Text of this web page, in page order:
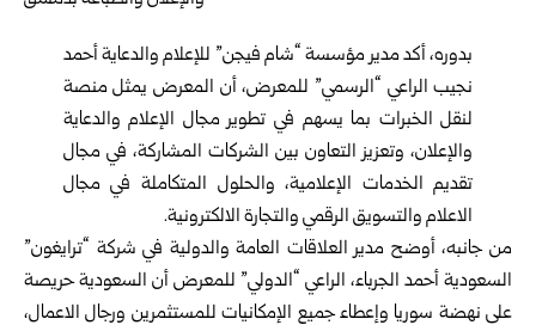
بدوره، أكد مدير مؤسسة “شام فيجن” للإعلام والدعاية أحمد
نجيب الراعي “الرسمي” للمعرض، أن المعرض يمثل منصة
لنقل الخبرات بما يسهم في تطوير مجال الإعلام والدعاية
والإعلان، وتعزيز التعاون بين الشركات المشاركة، في مجال
تقديم الخدمات الإعلامية، والحلول المتكاملة في مجال
الاعلام والتسويق الرقمي والتجارة الالكترونية.
من جانبه، أوضح مدير العلاقات العامة والدولية في شركة “ترايغون”
السعودية أحمد الجرباء، الراعي “الدولي” للمعرض أن السعودية حريصة
على نهضة سوريا وإعطاء جميع الإمكانيات للمستثمرين ورجال الاعمال،